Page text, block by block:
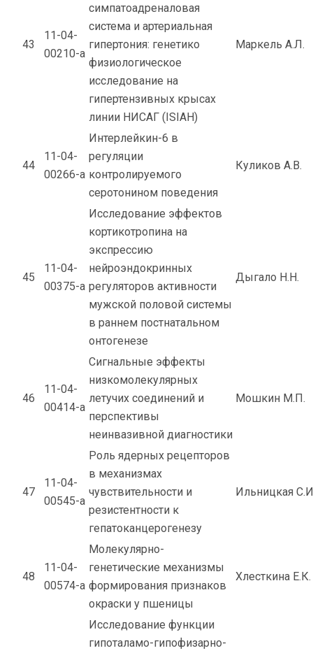
43
11-04-
00210-а
симпатоадреналовая
система и артериальная
гипертония: генетико
физиологическое
исследование на
гипертензивных крысах
линии НИСАГ (ISIAH)
Маркель А.Л.
44
11-04-
00266-а
Интерлейкин-6 в
регуляции
контролируемого
серотонином поведения
Куликов А.В.
45
11-04-
00375-а
Исследование эффектов
кортикотропина на
экспрессию
нейроэндокринных
регуляторов активности
мужской половой системы
в раннем постнатальном
онтогенезе
Дыгало Н.Н.
46
11-04-
00414-а
Сигнальные эффекты
низкомолекулярных
летучих соединений и
перспективы
неинвазивной диагностики
Мошкин М.П.
47
11-04-
00545-а
Роль ядерных рецепторов
в механизмах
чувствительности и
резистентности к
гепатоканцерогенезу
Ильницкая
48
11-04-
00574-а
Молекулярно-
генетические механизмы
формирования признаков
окраски у пшеницы
Хлесткина Е.К.
Исследование функции
гипоталамо-гипофизарно-